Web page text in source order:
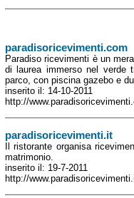
paradisoricevimenti.com
Paradiso ricevimenti è un
di laurea immerso nel verde
parco, con piscina gazebo e
inserito il: 14-10-2011
http://
paradisoricevimenti.it
Il ristorante organisa
matrimonio.
inserito il: 19-7-2011
http://